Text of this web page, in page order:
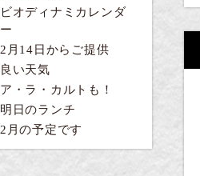
ビオディナミカレンダ
ー
2月14日からご提供
良い天気
ア・ラ・カルトも！
明日のランチ
2月の予定です